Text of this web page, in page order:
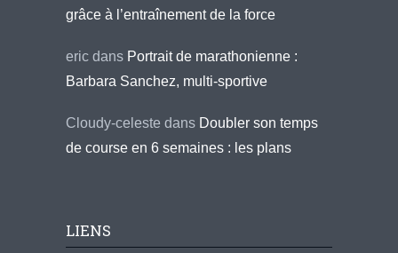
grâce à l’entraînement de la force
eric dans Portrait de marathonienne :
Barbara Sanchez, multi-sportive
Cloudy-celeste dans Doubler son temps
de course en 6 semaines : les plans
LIENS